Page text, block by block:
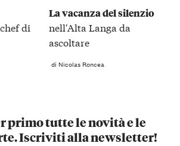
di
La vacanza del silenzio
nell'Alta Langa da
ascoltare
di Nicolas Roncea
primo tutte le novità e le
Iscriviti alla newsletter!